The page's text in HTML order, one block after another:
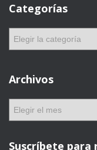
Categorías
g
o
Archivos
h
Suscríbete para